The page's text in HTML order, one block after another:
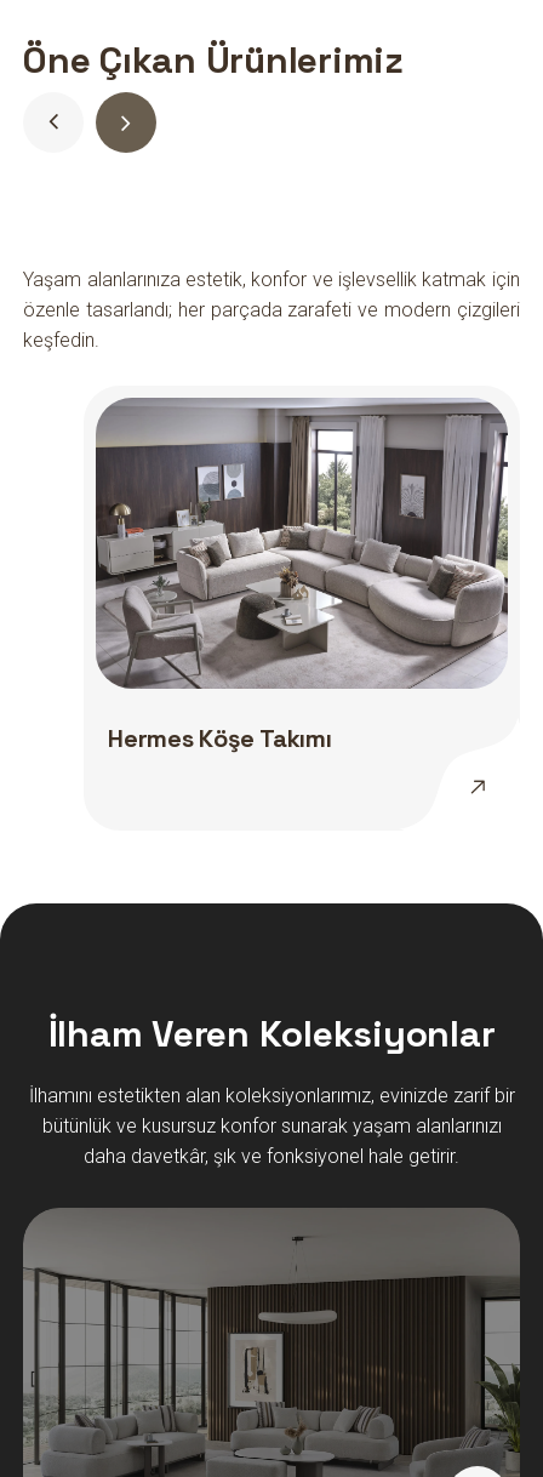
Öne Çıkan Ürünlerimiz
Yaşam alanlarınıza estetik, konfor ve işlevsellik katmak için
özenle tasarlandı; her parçada zarafeti ve modern çizgileri
keşfedin.
Hermes Köşe Takımı
İlham Veren Koleksiyonlar
İlhamını estetikten alan koleksiyonlarımız, evinizde zarif bir
bütünlük ve kusursuz konfor sunarak yaşam alanlarınızı
daha davetkâr, şık ve fonksiyonel hale getirir.